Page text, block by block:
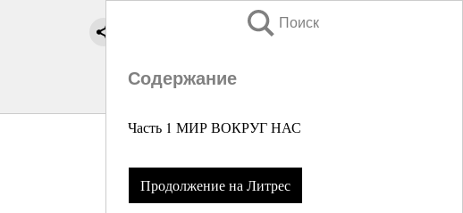
Поиск
Содержание
Часть 1 МИР ВОКРУГ НАС
Продолжение на Литрес